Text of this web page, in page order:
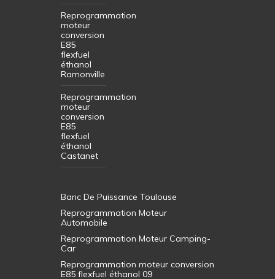
Reprogrammation
moteur
conversion
E85
flexfuel
éthanol
Ramonville
Reprogrammation
moteur
conversion
E85
flexfuel
éthanol
Castanet
Banc De Puissance Toulouse
Reprogrammation Moteur
Automobile
Reprogrammation Moteur Camping-
Car
Reprogrammation moteur conversion
E85 flexfuel éthanol 09